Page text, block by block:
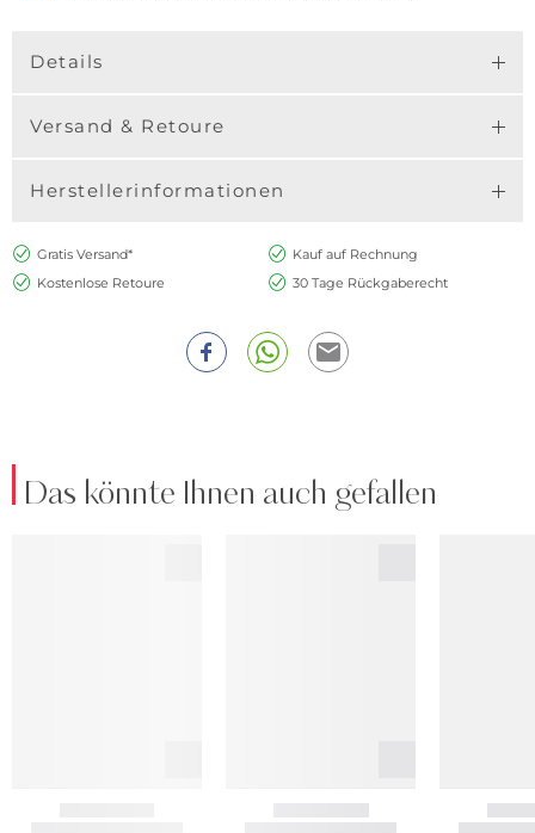
Details
Versand & Retoure
Herstellerinformationen
Gratis Versand*
Kauf auf Rechnung
Kostenlose Retoure
30 Tage Rückgaberecht
Das könnte Ihnen auch gefallen